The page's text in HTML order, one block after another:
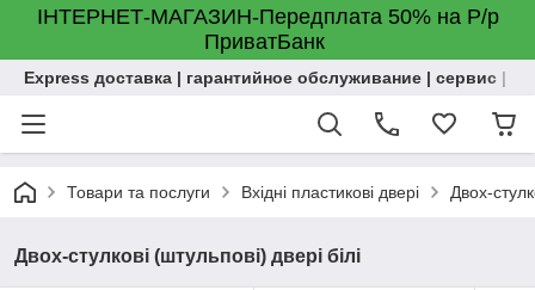
ІНТЕРНЕТ-МАГАЗИН-Передплата 50% на Р/р
ПриватБанк
Express доставка | гарантийное обслуживание | сервис |
Товари та послуги Вхідні пластикові двері Двох-
Двох-стулкові (штульпові) двері білі